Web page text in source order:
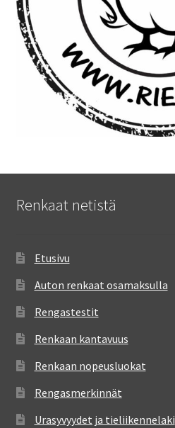
Renkaat netistä
Etusivu
Auton renkaat osamaksulla
Rengastestit
Renkaan kantavuus
Renkaan nopeusluokat
Rengasmerkinnät
Urasyvyydet ja tieliikennelaki